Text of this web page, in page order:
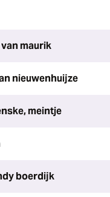
maurik
nieuwenhuijze
meintje
boerdijk